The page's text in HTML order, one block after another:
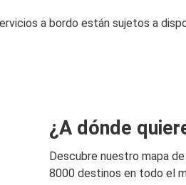
a bordo están sujetos a
¿A dónde
Descubre nuestro mapa
8000 destinos en todo el